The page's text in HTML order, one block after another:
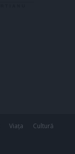
Viața
Cultură